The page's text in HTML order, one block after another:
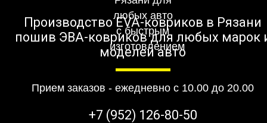
Производство EVA-ковриков в Рязани
пошив ЭВА-ковриков для любых марок
моделей авто
Прием заказов - ежедневно с 10.00 до 20.00
+7 (952) 126-80-50